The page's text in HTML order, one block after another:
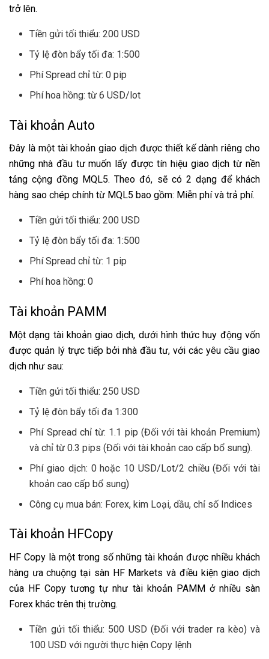
trở lên.
Tiền gửi tối thiểu: 200 USD
Tỷ lệ đòn bẩy tối đa: 1:500
Phí Spread chỉ từ: 0 pip
Phí hoa hồng: từ 6 USD/lot
Tài khoản Auto
Đây là một tài khoản giao dịch được thiết kế dành riêng cho
những nhà đầu tư muốn lấy được tín hiệu giao dịch từ nền
tảng cộng đồng MQL5. Theo đó, sẽ có 2 dạng để khách
hàng sao chép chính từ MQL5 bao gồm: Miễn phí và trả phí.
Tiền gửi tối thiểu: 200 USD
Tỷ lệ đòn bẩy tối đa: 1:500
Phí Spread chỉ từ: 1 pip
Phí hoa hồng: 0
Tài khoản PAMM
Một dạng tài khoản giao dịch, dưới hình thức huy động vốn
được quản lý trực tiếp bởi nhà đầu tư, với các yêu cầu giao
dịch như sau:
Tiền gửi tối thiểu: 250 USD
Tỷ lệ đòn bẩy tối đa 1:300
Phí Spread chỉ từ: 1.1 pip (Đối với tài khoản Premium)
và chỉ từ 0.3 pips (Đối với tài khoản cao cấp bổ sung).
Phí giao dịch: 0 hoặc 10 USD/Lot/2 chiều (Đối với tài
khoản cao cấp bổ sung)
Công cụ mua bán: Forex, kim Loại, dầu, chỉ số Indices
Tài khoản HFCopy
HF Copy là một trong số những tài khoản được nhiều khách
hàng ưa chuộng tại sàn HF Markets và điều kiện giao dịch
của HF Copy tương tự như tài khoản PAMM ở nhiều sàn
Forex khác trên thị trường.
Tiền gửi tối thiểu: 500 USD (Đối với trader ra kèo) và
100 USD với người thực hiện Copy lệnh